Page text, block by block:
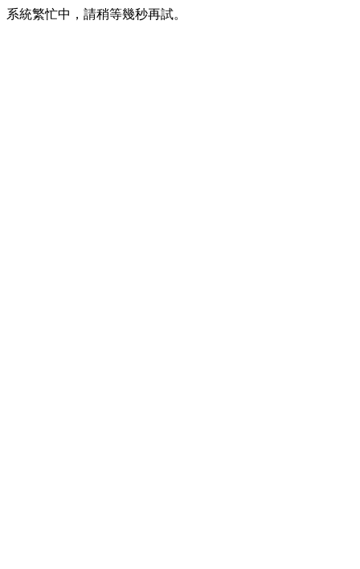
系統繁忙中，請稍等幾秒再試。